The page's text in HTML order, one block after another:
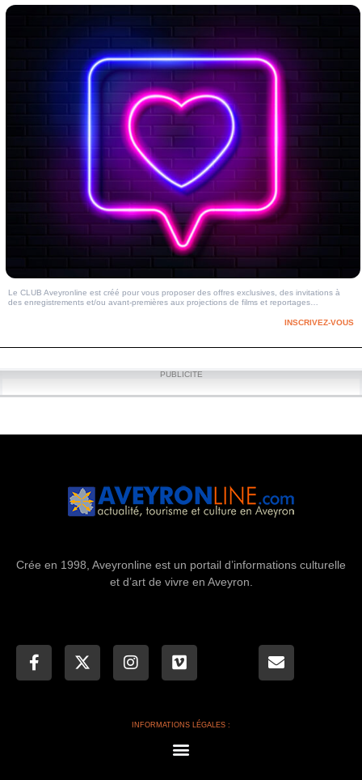
Le CLUB Aveyronline est créé pour vous proposer des offres exclusives, des invitations à
des enregistrements et/ou avant-premières aux projections de films et reportages…
INSCRIVEZ-VOUS
PUBLICITE
Crée en 1998, Aveyronline est un portail d’informations culturelle
et d’art de vivre en Aveyron.
INFORMATIONS LÉGALES :